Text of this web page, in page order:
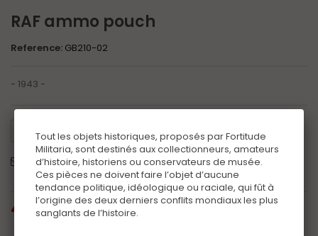
RAF ammo pouch
Reference: GB210-02
- 1943 -
Tweet Share Pinterest
Send to a friend Print
45,00 €tax incl.
Tout les objets historiques, proposés par Fortitude
Militaria, sont destinés aux collectionneurs, amateurs
d’histoire, historiens ou conservateurs de musée.
Ces pièces ne doivent faire l’objet d’aucune
tendance politique, idéologique ou raciale, qui fût à
l’origine des deux derniers conflits mondiaux les plus
sanglants de l’histoire.